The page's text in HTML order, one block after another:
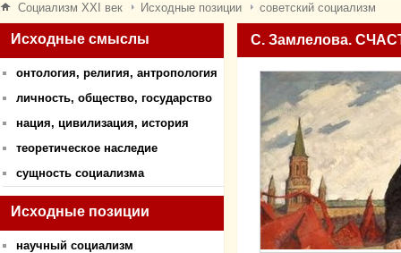
Социализм XXI век Исходные позиции советский социализм
Исходные смыслы
онтология, религия, антропология
личность, общество, государство
нация, цивилизация, история
теоретическое наследие
сущность социализма
Исходные позиции
научный социализм
С. Замлелова.